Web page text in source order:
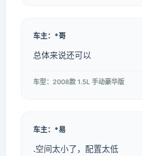
车主：*哥
总体来说还可以
车型：2008款 1.5L 手动豪华版
车主：*易
.空间太小了，配置太低